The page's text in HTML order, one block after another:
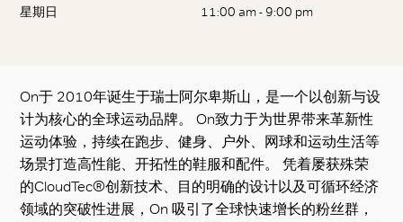
星期日
11:00 am - 9:00 pm
On于 2010年诞生于瑞士阿尔卑斯山，是一个以创新与设
计为核心的全球运动品牌。 On致力于为世界带来革新性
运动体验，持续在跑步、健身、户外、网球和运动生活等
场景打造高性能、开拓性的鞋服和配件。 凭着屡获殊荣
的CloudTec®创新技术、目的明确的设计以及可循环经济
领域的突破性进展，On 吸引了全球快速增长的粉丝群，